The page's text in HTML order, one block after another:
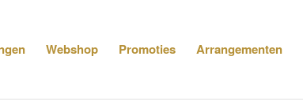
Webshop Promoties Arrangementen